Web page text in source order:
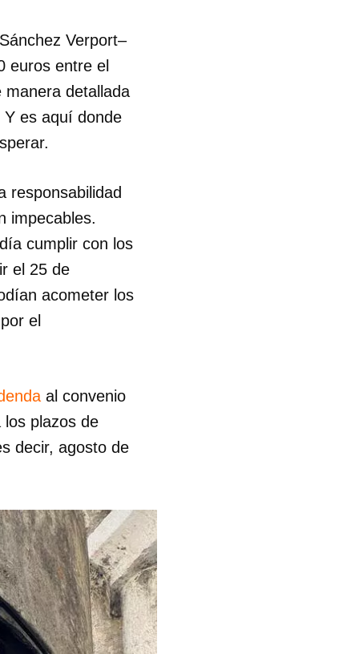
Verport–
euros entre el
detallada
Y es aquí donde
responsabilidad
impecables.
cumplir con los
el 25 de
acometer los
el
al convenio
los plazos de
decir, agosto de